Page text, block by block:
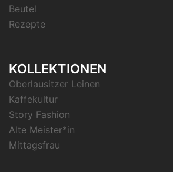
Beutel
Rezepte
KOLLEKTIONEN
Oberlausitzer Leinen
Kaffekultur
Story Fashion
Alte Meister*in
Mittagsfrau